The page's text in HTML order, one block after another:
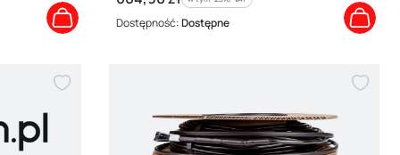
Dostępność:Dostępne